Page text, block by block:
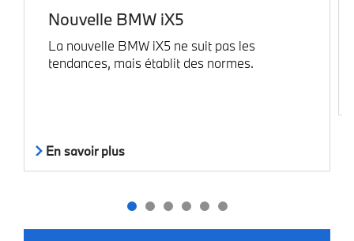
Nouvelle BMW iX5
La nouvelle BMW iX5 ne suit pas les
tendances, mais établit des normes.
En savoir plus